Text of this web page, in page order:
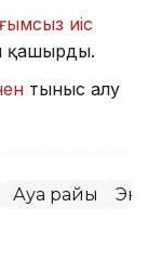
иіс
қашырды.
тыныс алу
Ауа райы